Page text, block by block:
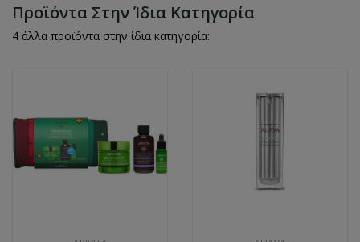
Προϊόντα Στην Ίδια Κατηγορία
4 άλλα προϊόντα στην ίδια κατηγορία: